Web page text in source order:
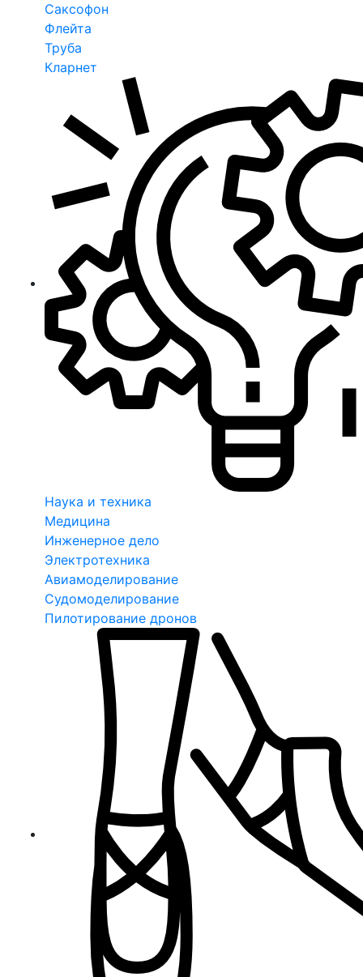
Саксофон
Флейта
Труба
Кларнет
Наука и техника
Медицина
Инженерное дело
Электротехника
Авиамоделирование
Судомоделирование
Пилотирование дронов